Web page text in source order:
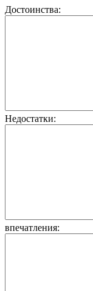
Достоинства:
Недостатки:
впечатления: